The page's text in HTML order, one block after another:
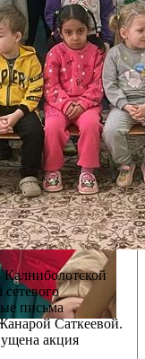
письма
Саткеевой.
акция